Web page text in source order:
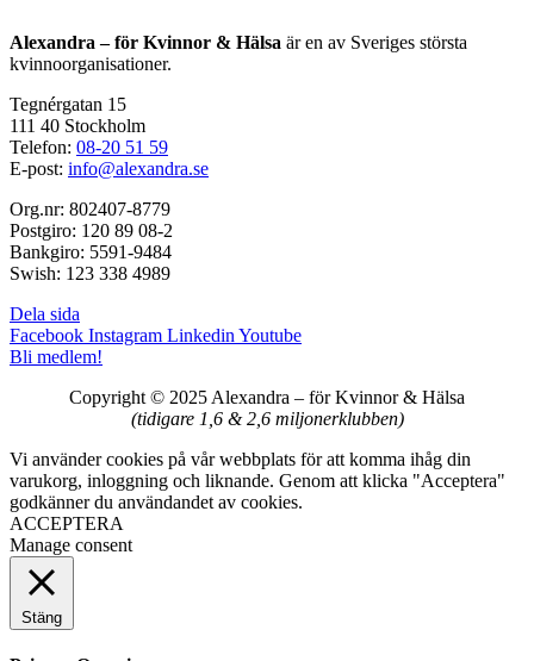
Alexandra – för Kvinnor & Hälsa är en av Sveriges största
kvinnoorganisationer.
Tegnérgatan 15
111 40 Stockholm
Telefon: 08-20 51 59
E-post: info@alexandra.se
Org.nr: 802407-8779
Postgiro: 120 89 08-2
Bankgiro: 5591-9484
Swish: 123 338 4989
Dela sida
Facebook Instagram Linkedin Youtube
Bli medlem!
Copyright © 2025 Alexandra – för Kvinnor & Hälsa
(tidigare 1,6 & 2,6 miljonerklubben)
Vi använder cookies på vår webbplats för att komma ihåg din
varukorg, inloggning och liknande. Genom att klicka "Acceptera"
godkänner du användandet av cookies.
ACCEPTERA
Manage consent
Stäng